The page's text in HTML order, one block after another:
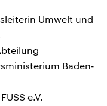
Umwelt und
Baden-
e.V.